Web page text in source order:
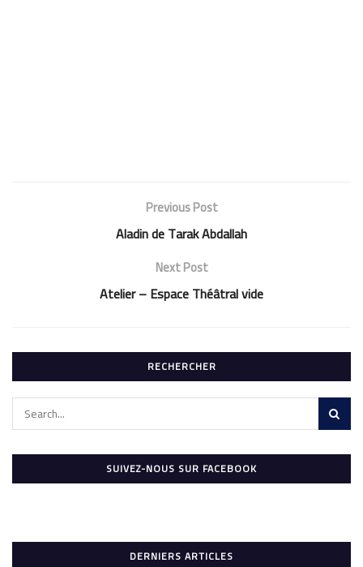
Previous Post
Aladin de Tarak Abdallah
Next Post
Atelier – Espace Théâtral vide
RECHERCHER
SUIVEZ-NOUS SUR FACEBOOK
DERNIERS ARTICLES